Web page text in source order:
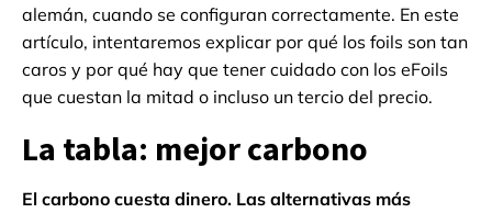
alemán, cuando se configuran correctamente. En este
artículo, intentaremos explicar por qué los foils son tan
caros y por qué hay que tener cuidado con los eFoils
que cuestan la mitad o incluso un tercio del precio.
La tabla: mejor carbono
El carbono cuesta dinero. Las alternativas más